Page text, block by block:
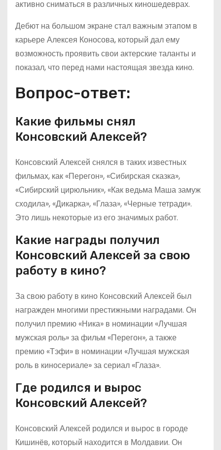
активно сниматься в различных киношедеврах.
Дебют на большом экране стал важным этапом в
карьере Алексея Коносова, который дал ему
возможность проявить свои актерские таланты и
показал, что перед нами настоящая звезда кино.
Вопрос-ответ:
Какие фильмы снял
Консовский Алексей?
Консовский Алексей снялся в таких известных
фильмах, как «Перегон», «Сибирская сказка»,
«Сибирский цирюльник», «Как ведьма Маша замуж
сходила», «Дикарка», «Глаза», «Черные тетради».
Это лишь некоторые из его значимых работ.
Какие награды получил
Консовский Алексей за свою
работу в кино?
За свою работу в кино Консовский Алексей был
награжден многими престижными наградами. Он
получил премию «Ника» в номинации «Лучшая
мужская роль» за фильм «Перегон», а также
премию «Тэфи» в номинации «Лучшая мужская
роль в киносериале» за сериал «Глаза».
Где родился и вырос
Консовский Алексей?
Консовский Алексей родился и вырос в городе
Кишинёв, который находится в Молдавии. Он